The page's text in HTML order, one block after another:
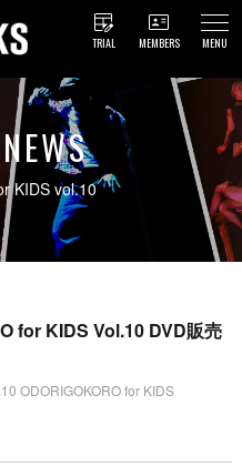
TRIAL MEMBERS MENU
KIDS vol.10
for KIDS Vol.10 DVD販売
ODORIGOKORO for KIDS